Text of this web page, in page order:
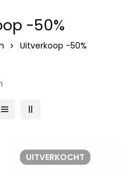
-50%
Uitverkoop -50%
UITVERKOCHT